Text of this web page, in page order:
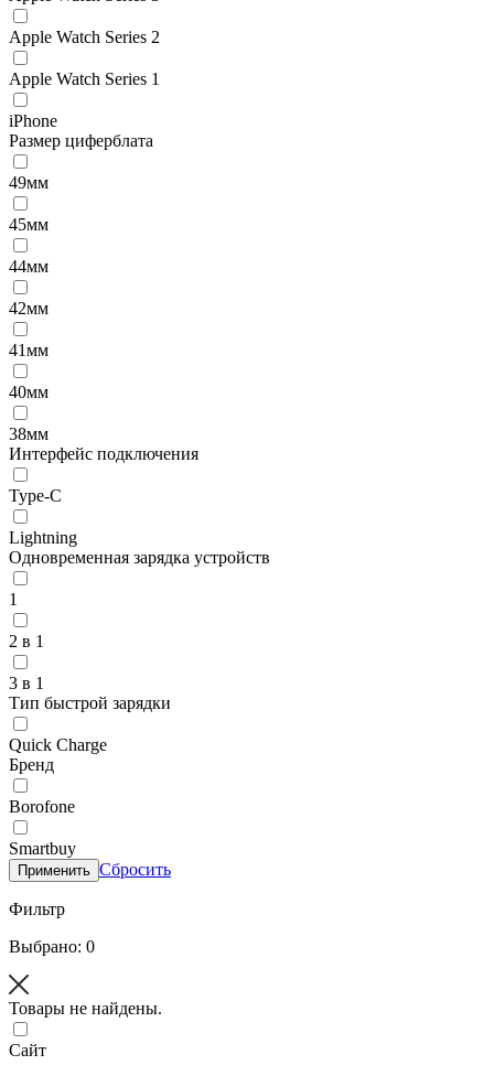
Apple Watch Series 2
Apple Watch Series 1
iPhone
Размер циферблата
49мм
45мм
44мм
42мм
41мм
40мм
38мм
Интерфейс подключения
Type-C
Lightning
Одновременная зарядка устройств
1
2 в 1
3 в 1
Тип быстрой зарядки
Quick Charge
Бренд
Borofone
Smartbuy
Применить Сбросить
Фильтр
Выбрано: 0
Товары не найдены.
Сайт